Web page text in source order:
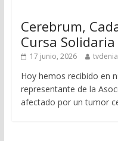
Cerebrum,
Cursa Solidaria
17 junio, 2026
Hoy hemos recibido en
representante de la
afectado por un tumor